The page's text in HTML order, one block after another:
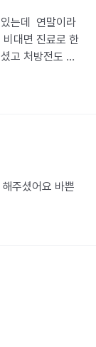
는데  연말이라
대면 진료로 한
고 처방전도 잘
주셨어요 바쁜